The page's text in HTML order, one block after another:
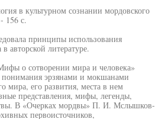
в культурном сознании мордовского
156 с.
принципы использования
авторской литературе.
о сотворении мира и человека»
понимания эрзянами и мокшанами
мира, его развития, места в нем
представления, мифы, легенды,
В «Очерках мордвы» П. И. Мслышков-
первоисточников,